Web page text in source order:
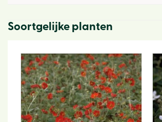
Soortgelijke planten